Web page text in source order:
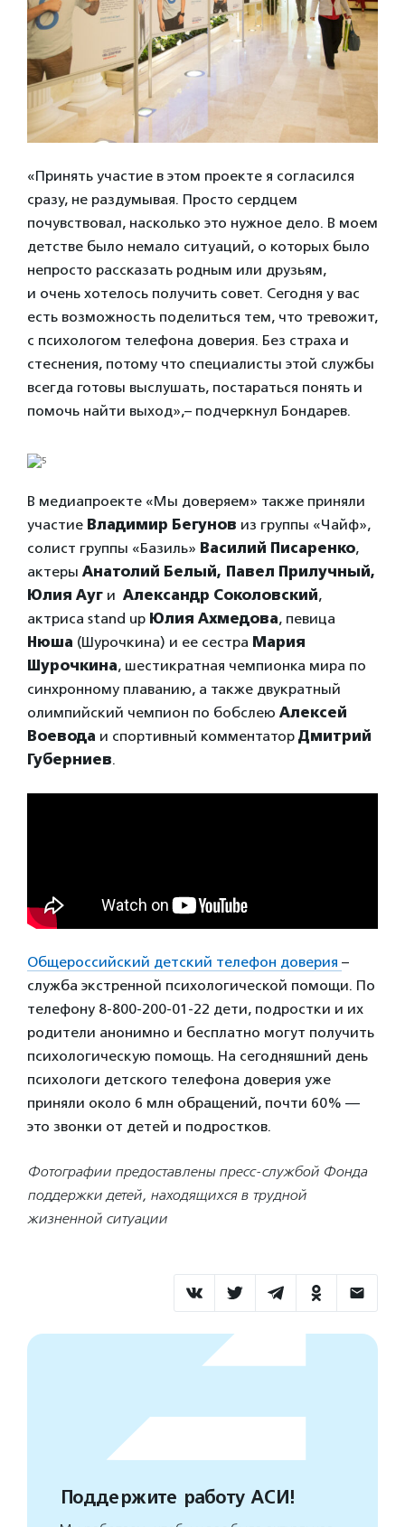
«Принять участие в этом проекте я согласился
сразу, не раздумывая. Просто сердцем
почувствовал, насколько это нужное дело. В моем
детстве было немало ситуаций, о которых было
непросто рассказать родным или друзьям,
и очень хотелось получить совет. Сегодня у вас
есть возможность поделиться тем, что тревожит,
с психологом телефона доверия. Без страха и
стеснения, потому что специалисты этой службы
всегда готовы выслушать, постараться понять и
помочь найти выход»,– подчеркнул Бондарев.
В медиапроекте «Мы доверяем» также приняли
участие Владимир Бегунов из группы «Чайф»,
солист группы «Базиль» Василий Писаренко,
актеры Анатолий Белый, Павел Прилучный,
Юлия Ауг и Александр Соколовский,
актриса stand up Юлия Ахмедова, певица
Нюша (Шурочкина) и ее сестра Мария
Шурочкина, шестикратная чемпионка мира по
синхронному плаванию, а также двукратный
олимпийский чемпион по бобслею Алексей
Воевода и спортивный комментатор Дмитрий
Губерниев.
Общероссийский детский телефон доверия –
служба экстренной психологической помощи. По
телефону 8-800-200-01-22 дети, подростки и их
родители анонимно и бесплатно могут получить
психологическую помощь. На сегодняшний день
психологи детского телефона доверия уже
приняли около 6 млн обращений, почти 60% —
это звонки от детей и подростков.
Фотографии предоставлены пресс-службой Фонда
поддержки детей, находящихся в трудной
жизненной ситуации
Поддержите работу АСИ!